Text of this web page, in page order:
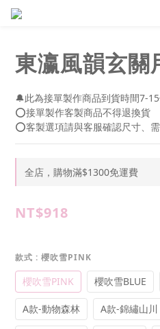
東瀛風韻玄關
🔔此為接單製作商品到貨時間7-
⭕接單製作客製商品不得退換貨
⭕客製選項請與客服確認尺寸、
全店，購物滿$1300免運費
NT$918
款式 : 櫻吹雪PINK
櫻吹雪PINK 櫻吹雪BLUE
A款-動物森林 A款-錦繡山川